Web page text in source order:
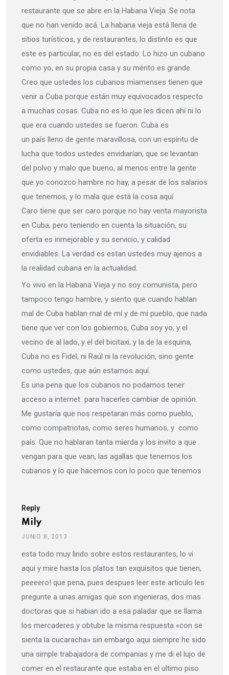
restaurante que se abre en la Habana Vieja .Se nota
que no han venido acá. La habana vieja está llena de
sitios turísticos, y de restaurantes, lo distinto es que
este es particular, no es del estado. Lo hizo un cubano
como yo, en su propia casa y su mérito es grande.
Creo que ustedes los cubanos miamenses tienen que
venir a Cuba porque están muy equivocados respecto
a muchas cosas. Cuba no es lo que les dicen ahí ni lo
que era cuando ustedes se fueron. Cuba es
un país lleno de gente maravillosa, con un espíritu de
lucha que todos ustedes envidiarían, que se levantan
del polvo y malo que bueno, al menos entre la gente
que yo conozco hambre no hay, a pesar de los salarios
que tenemos, y lo mala que está la cosa aquí.
Caro tiene que ser caro porque no hay venta mayorista
en Cuba, pero teniendo en cuenta la situación, su
oferta es inmejorable y su servicio, y calidad
envidiables. La verdad es estan ustedes muy ajenos a
la realidad cubana en la actualidad.
Yo vivo en la Habana Vieja y no soy comunista, pero
tampoco tengo hambre, y siento que cuando hablan
mal de Cuba hablan mal de mí y de mi pueblo, que nada
tiene que ver con los gobiernos, Cuba soy yo, y el
vecino de al lado, y el del bicitaxi, y la de la esquina,
Cuba no es Fidel, ni Raúl ni la revolución, sino gente
como ustedes, que aún estamos aquí.
Es una pena que los cubanos no podamos tener
acceso a internet para hacerles cambiar de opinión.
Me gustaría que nos respetaran más como pueblo,
como compatriotas, como seres humanos, y como
país. Que no hablaran tanta mierda y los invito a que
vengan para que vean, las agallas que tenemos los
cubanos y lo que hacemos con lo poco que tenemos
Reply
Mily
JUNIO 8, 2013
esta todo muy lindo sobre estos restaurantes, lo vi
aqui y mire hasta los platos tan exquisitos que tienen,
peeeero! que pena, pues despues leer este articulo les
pregunte a unas amigas que son ingenieras, dos mas
doctoras que si habian ido a esa paladar que se llama
los mercaderes y obtube la misma respuesta «con se
sienta la cucaracha» sin embargo aqui siempre he sido
una simple trabajadora de companias y me di el lujo de
comer en el restaurante que estaba en el ultimo piso